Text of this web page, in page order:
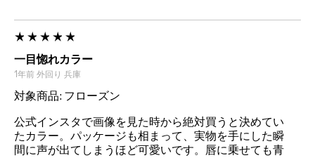
一目惚れカラー
1年前 外回り 兵庫
対象商品: フローズン
公式インスタで画像を見た時から絶対買うと決めてい
たカラー。パッケージも相まって、実物を手にした瞬
間に声が出てしまうほど可愛いです。唇に乗せても青